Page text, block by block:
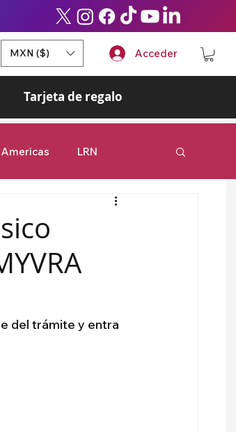
MXN ($) Acceder
Tarjeta de regalo
Americas LRN
Esports
del trámite y entra